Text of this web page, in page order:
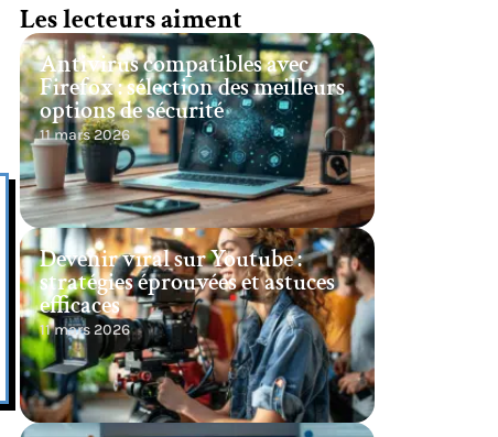
Les lecteurs aiment
Antivirus compatibles avec
Firefox : sélection des meilleurs
options de sécurité
11 mars 2026
Devenir viral sur Youtube :
stratégies éprouvées et astuces
efficaces
11 mars 2026